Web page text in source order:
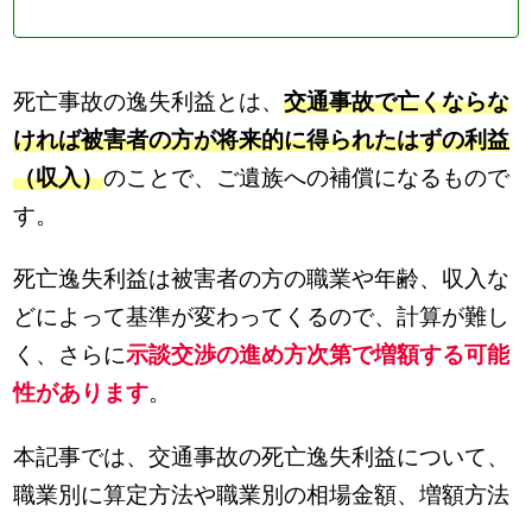
死亡事故の逸失利益とは、交通事故で亡くならな
ければ被害者の方が将来的に得られたはずの利益
（収入）のことで、ご遺族への補償になるもので
す。
死亡逸失利益は被害者の方の職業や年齢、収入な
どによって基準が変わってくるので、計算が難し
く、さらに示談交渉の進め方次第で増額する可能
性があります。
本記事では、交通事故の死亡逸失利益について、
職業別に算定方法や職業別の相場金額、増額方法